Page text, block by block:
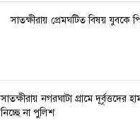
সাতক্ষীরায় প্রেমঘটিত বিষয় যুবকে
সাতক্ষীরায় নগরঘাটা গ্রামে দূর্বৃত্তদের
নিচ্ছে না পুলিশ